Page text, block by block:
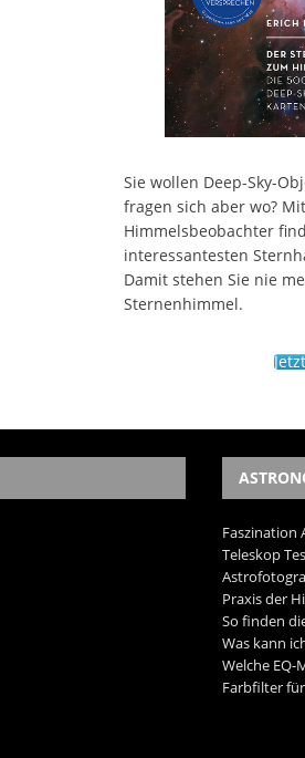
Sie wollen Deep-Sky-
fragen sich aber wo?
Himmelsbeobachter
interessantesten
Damit stehen Sie nie
Sternenhimmel.
Faszination
Teleskop
Praxis der
So finden
Was kann
Welche
Farbfilter